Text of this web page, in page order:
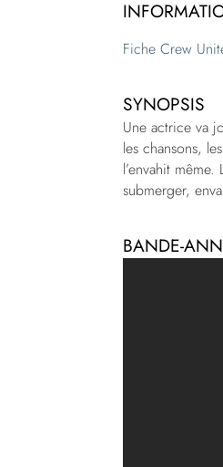
Fiche Crew
SYNOPSIS
Une actrice va
les chansons,
l’envahit
submerger,
BANDE-